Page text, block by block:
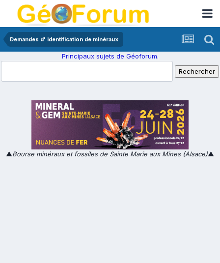
Demandes d' identification de minéraux
Principaux sujets de Géoforum.
▲Bourse minéraux et fossiles de Sainte Marie aux Mines (Alsace)▲